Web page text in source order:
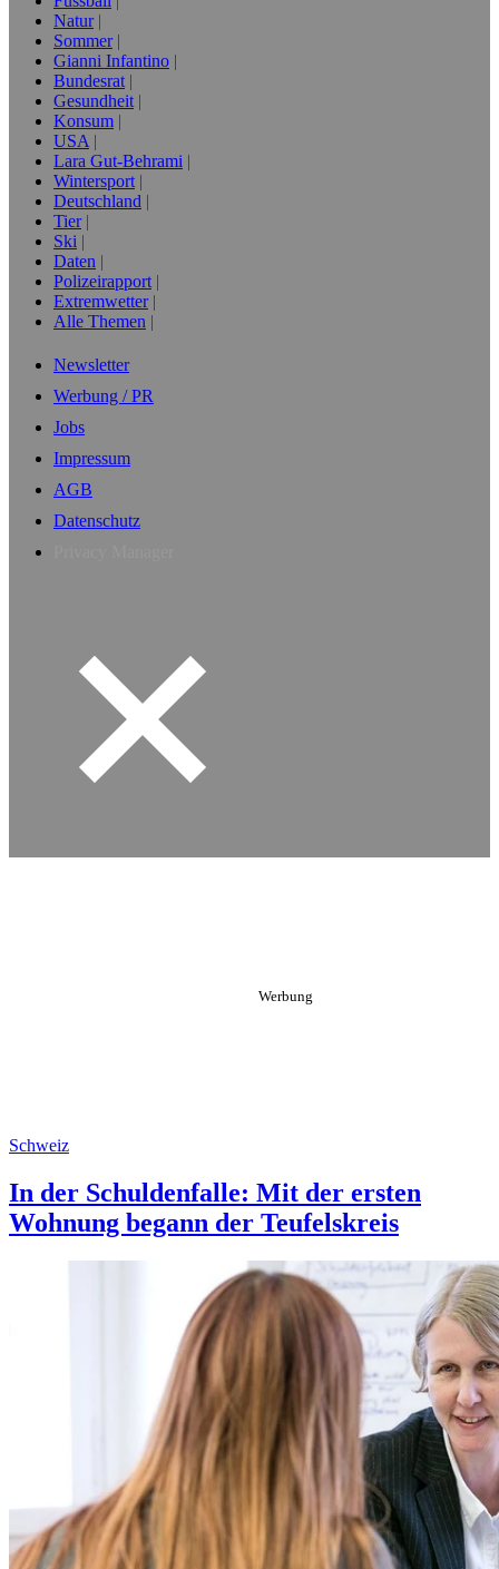
Natur
Sommer
Gianni Infantino
Bundesrat
Gesundheit
Konsum
USA
Lara Gut-Behrami
Wintersport
Deutschland
Tier
Ski
Daten
Polizeirapport
Extremwetter
Alle Themen
Newsletter
Werbung / PR
Jobs
Impressum
AGB
Datenschutz
Schweiz
In der Schuldenfalle: Mit der ersten
Wohnung begann der Teufelskreis